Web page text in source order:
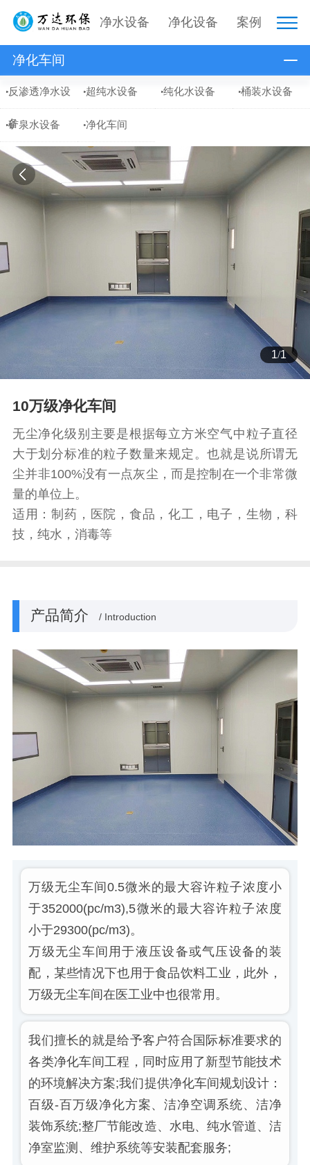
净水设备 净化设备 案例
净化车间
反渗透净水设
备
超纯水设备 纯化水设备 桶装水设备
矿泉水设备 净化车间
1/1
10万级净化车间
无尘净化级别主要是根据每立方米空气中粒子直径
大于划分标准的粒子数量来规定。也就是说所谓无
尘并非100%没有一点灰尘，而是控制在一个非常微
量的单位上。
适用：制药，医院，食品，化工，电子，生物，科
技，纯水，消毒等
产品简介 / Introduction
万级无尘车间0.5微米的最大容许粒子浓度小
于352000(pc/m3),5微米的最大容许粒子浓度
小于29300(pc/m3)。
万级无尘车间用于液压设备或气压设备的装
配，某些情况下也用于食品饮料工业，此外，
万级无尘车间在医工业中也很常用。
我们擅长的就是给予客户符合国际标准要求的
各类净化车间工程，同时应用了新型节能技术
的环境解决方案;我们提供净化车间规划设计：
百级-百万级净化方案、洁净空调系统、洁净
装饰系统;整厂节能改造、水电、纯水管道、洁
净室监测、维护系统等安装配套服务;